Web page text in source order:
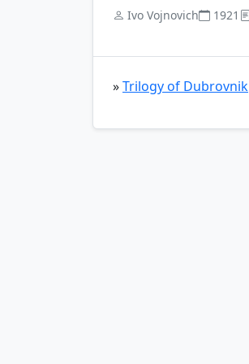
Ivo Vojnovich 1921
»Trilogy of Dubrovnik